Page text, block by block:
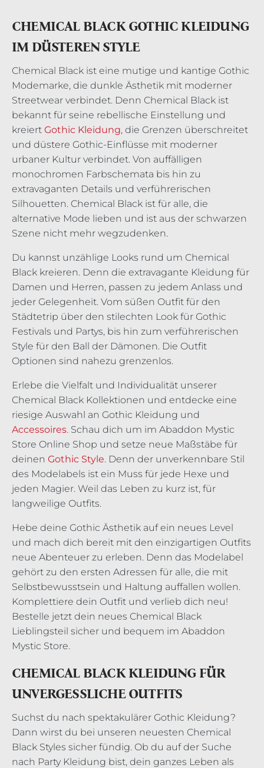
CHEMICAL BLACK GOTHIC KLEIDUNG
IM DÜSTEREN STYLE
Chemical Black ist eine mutige und kantige Gothic
Modemarke, die dunkle Ästhetik mit moderner
Streetwear verbindet. Denn Chemical Black ist
bekannt für seine rebellische Einstellung und
kreiert Gothic Kleidung, die Grenzen überschreitet
und düstere Gothic-Einflüsse mit moderner
urbaner Kultur verbindet. Von auffälligen
monochromen Farbschemata bis hin zu
extravaganten Details und verführerischen
Silhouetten. Chemical Black ist für alle, die
alternative Mode lieben und ist aus der schwarzen
Szene nicht mehr wegzudenken.
Du kannst unzählige Looks rund um Chemical
Black kreieren. Denn die extravagante Kleidung für
Damen und Herren, passen zu jedem Anlass und
jeder Gelegenheit. Vom süßen Outfit für den
Städtetrip über den stilechten Look für Gothic
Festivals und Partys, bis hin zum verführerischen
Style für den Ball der Dämonen. Die Outfit
Optionen sind nahezu grenzenlos.
Erlebe die Vielfalt und Individualität unserer
Chemical Black Kollektionen und entdecke eine
riesige Auswahl an Gothic Kleidung und
Accessoires. Schau dich um im Abaddon Mystic
Store Online Shop und setze neue Maßstäbe für
deinen Gothic Style. Denn der unverkennbare Stil
des Modelabels ist ein Muss für jede Hexe und
jeden Magier. Weil das Leben zu kurz ist, für
langweilige Outfits.
Hebe deine Gothic Ästhetik auf ein neues Level
und mach dich bereit mit den einzigartigen Outfits
neue Abenteuer zu erleben. Denn das Modelabel
gehört zu den ersten Adressen für alle, die mit
Selbstbewusstsein und Haltung auffallen wollen.
Komplettiere dein Outfit und verlieb dich neu!
Bestelle jetzt dein neues Chemical Black
Lieblingsteil sicher und bequem im Abaddon
Mystic Store.
CHEMICAL BLACK KLEIDUNG FÜR
UNVERGESSLICHE OUTFITS
Suchst du nach spektakulärer Gothic Kleidung?
Dann wirst du bei unseren neuesten Chemical
Black Styles sicher fündig. Ob du auf der Suche
nach Party Kleidung bist, dein ganzes Leben als